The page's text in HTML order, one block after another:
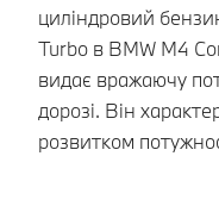
циліндровий
Turbo в BMW M4
видає вражаючу
дорозі. Він
розвитком